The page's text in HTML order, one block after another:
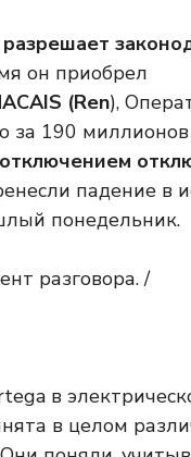
он приобрел
(Ren),
за 190
падение в
понедельник.
разговора. /
в
в целом